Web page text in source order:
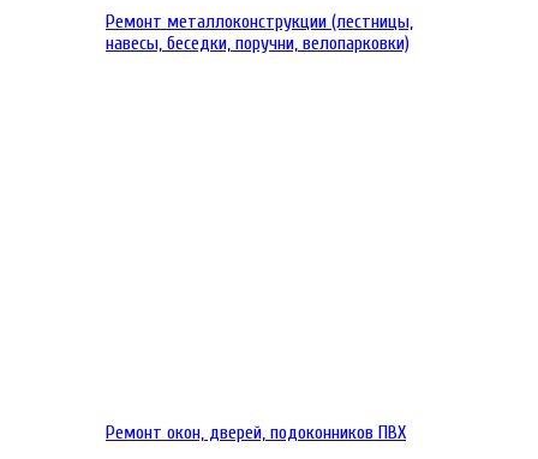
Ремонт металлоконструкции (лестницы,
навесы, беседки, поручни, велопарковки)
Ремонт окон, дверей, подоконников ПВХ